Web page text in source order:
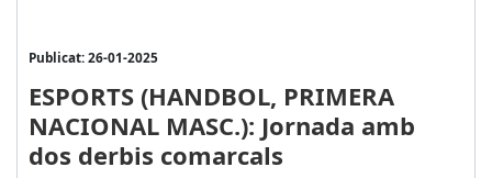
Publicat: 26-01-2025
ESPORTS (HANDBOL, PRIMERA
NACIONAL MASC.): Jornada amb
dos derbis comarcals